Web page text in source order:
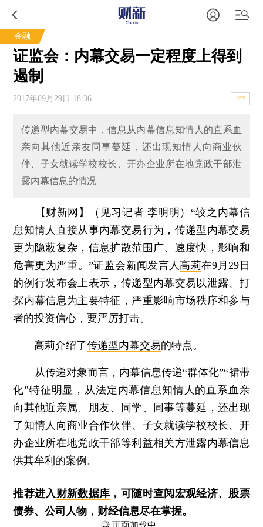
金融
证监会：内幕交易一定程度上得到
遏制
2017年09月29日 18:36 T中
传递型内幕交易中，信息从内幕信息知情人的直系血
亲向其他近亲友同事蔓延，还出现知情人向商业伙
伴、子女就读学校校长、开办企业所在地党政干部泄
露内幕信息的情况
【财新网】（见习记者 李明明） “较之内幕信
息知情人直接从事内幕交易行为，传递型内幕交易
更为隐蔽复杂，信息扩散范围广、速度快，影响和
危害更为严重。”证监会新闻发言人高莉在9月29日
的例行发布会上表示，传递型内幕交易以泄露、打
探内幕信息为主要特征，严重影响市场秩序和参与
者的投资信心，要严厉打击。
高莉介绍了传递型内幕交易的特点。
从传递对象而言，内幕信息传递“群体化”“裙带
化”特征明显，从法定内幕信息知情人的直系血亲
向其他近亲属、朋友、同学、同事等蔓延，还出现
了知情人向商业合作伙伴、子女就读学校校长、开
办企业所在地党政干部等利益相关方泄露内幕信息
供其牟利的案例。
推荐进入 财新数据库 ，可随时查阅宏观经济、股票
债券、公司人物，财经信息尽在掌握。